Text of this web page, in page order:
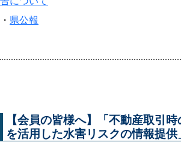
・ 県公報
【会員の皆様へ】「不動産取引
を活用した水害リスクの情報提供